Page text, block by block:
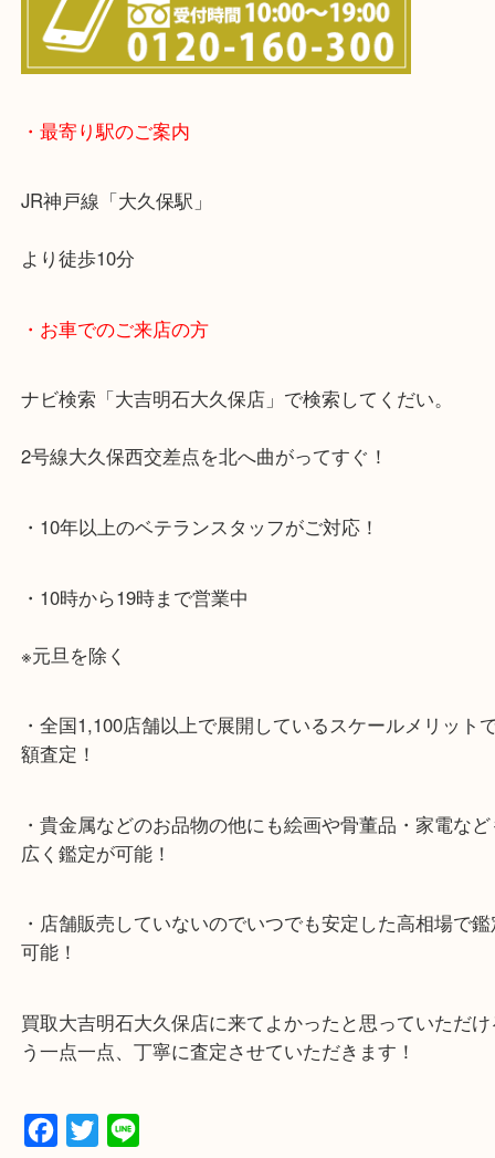
そんなときはお気軽に上記フォームより出張買取
さい。
☆出張買取エリア☆
らせて頂きます。(金券・両替以外）